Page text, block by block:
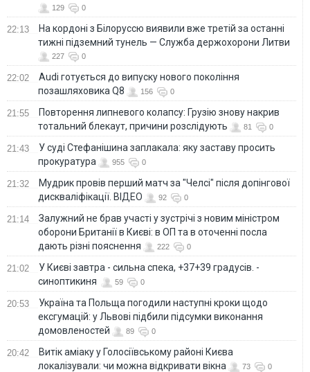
129 0
22:13
На кордоні з Білоруссю виявили вже третій за останні
тижні підземний тунель — Служба держохорони Литви
227 0
22:02
Audi готується до випуску нового покоління
позашляховика Q8
156 0
21:55
Повторення липневого колапсу: Грузію знову накрив
тотальний блекаут, причини розслідують
81 0
21:43
У суді Стефанішина заплакала: яку заставу просить
прокуратура
955 0
21:32
Мудрик провів перший матч за "Челсі" після допінгової
дискваліфікації. ВІДЕО
92 0
21:14
Залужний не брав участі у зустрічі з новим міністром
оборони Британії в Києві: в ОП та в оточенні посла
дають різні пояснення
222 0
21:02
У Києві завтра - сильна спека, +37+39 градусів. -
синоптикиня
59 0
20:53
Україна та Польща погодили наступні кроки щодо
ексгумацій: у Львові підбили підсумки виконання
домовленостей
89 0
20:42
Витік аміаку у Голосіївському районі Києва
локалізували: чи можна відкривати вікна
73 0